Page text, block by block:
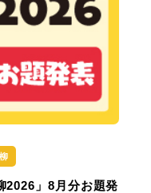
2026」8月分お題発